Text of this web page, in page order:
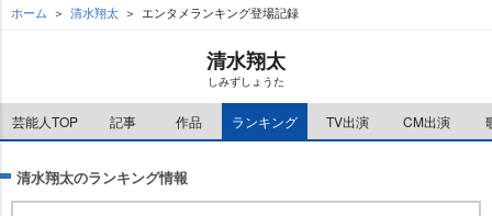
ホーム 清水翔太 エンタメランキング登場記録
清水翔太
しみずしょうた
芸能人TOP 記事 作品 ランキング TV出演 CM出演
清水翔太のランキング情報